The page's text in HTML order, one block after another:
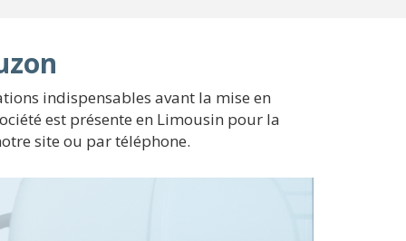
indispensables avant la mise en
est présente en Limousin pour la
site ou par téléphone.